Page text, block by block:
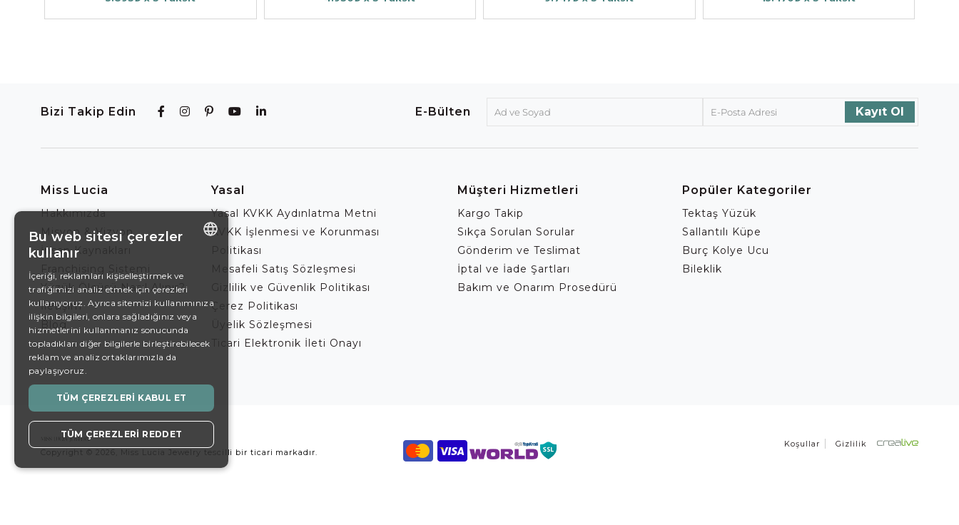
Bizi Takip Edin E-Bülten
Miss Lucia
Hakkımızda
Misyon & Vizyon
İnsan Kaynakları
Yüzük Ölçüsü Nasıl Alınır?
İletişim
Blog
Yasal
Yasal KVKK Aydınlatma Metni
KVKK İşlenmesi ve Korunması
Politikası
Mesafeli Satış Sözleşmesi
Gizlilik ve Güvenlik Politikası
Çerez Politikası
Üyelik Sözleşmesi
Ticari Elektronik İleti Onayı
Müşteri Hizmetleri
Kargo Takip
Sıkça Sorulan Sorular
Gönderim ve Teslimat
İptal ve İade Şartları
Bakım ve Onarım Prosedürü
Popüler Kategoriler
Tektaş Yüzük
Sallantılı Küpe
Burç Kolye Ucu
Bileklik
Copyright © 2026, Miss Lucia Jewelry tescilli bir ticari markadır.
Koşullar Gizlilik
DE
EN
SWEDISH
TURKISH
Bu web sitesi çerezler
kullanır
İçeriği, reklamları kişiselleştirmek ve
trafiğimizi analiz etmek için çerezleri
kullanıyoruz. Ayrıca sitemizi kullanımınıza
ilişkin bilgileri, onlara sağladığınız veya
hizmetlerini kullanmanız sonucunda
topladıkları diğer bilgilerle birleştirebilecek
reklam ve analiz ortaklarımızla da
paylaşıyoruz.
TÜM ÇEREZLERI KABUL ET
TÜM ÇEREZLERI REDDET